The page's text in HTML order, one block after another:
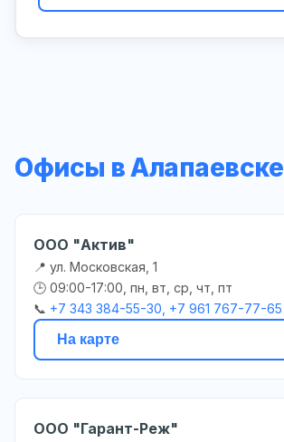
Офисы в Алапаевске
ООО "Актив"
📍 ул. Московская, 1
🕒 09:00-17:00, пн, вт, ср, чт, пт
📞 +7 343 384-55-30, +7 961 767-77-65
На карте
ООО "Гарант-Реж"